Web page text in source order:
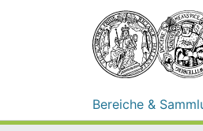
Bereiche &